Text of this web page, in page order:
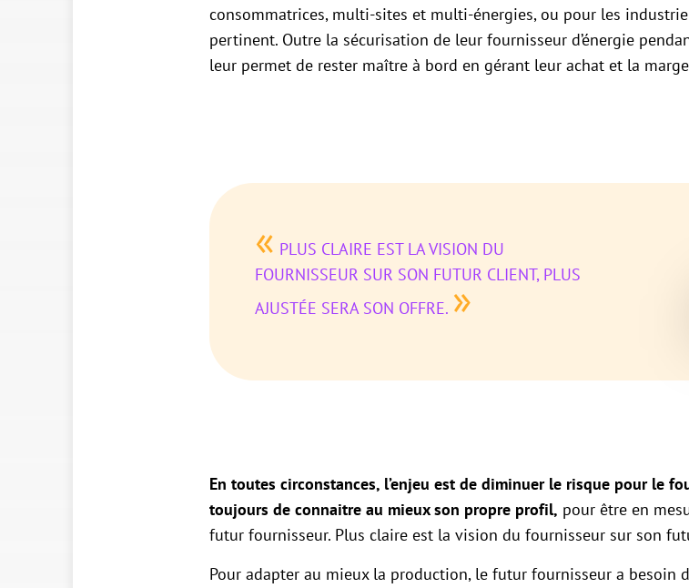
consommatrices, multi-sites et multi-énergies, ou pour les
pertinent. Outre la sécurisation de leur fournisseur d’énergie
leur permet de rester maître à bord en gérant leur achat et la
« PLUS CLAIRE EST LA VISION DU
FOURNISSEUR SUR SON FUTUR CLIENT, PLUS
AJUSTÉE SERA SON OFFRE. »
En toutes circonstances, l’enjeu est de diminuer le risque pour le
toujours de connaitre au mieux son propre profil, pour être en
futur fournisseur. Plus claire est la vision du fournisseur sur son
Pour adapter au mieux la production, le futur fournisseur a besoin